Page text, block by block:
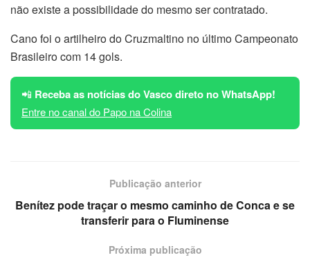
não existe a possibilidade do mesmo ser contratado.
Cano foi o artilheiro do Cruzmaltino no último Campeonato
Brasileiro com 14 gols.
📲 Receba as notícias do Vasco direto no WhatsApp!
Entre no canal do Papo na Colina
Publicação anterior
Benítez pode traçar o mesmo caminho de Conca e se
transferir para o Fluminense
Próxima publicação